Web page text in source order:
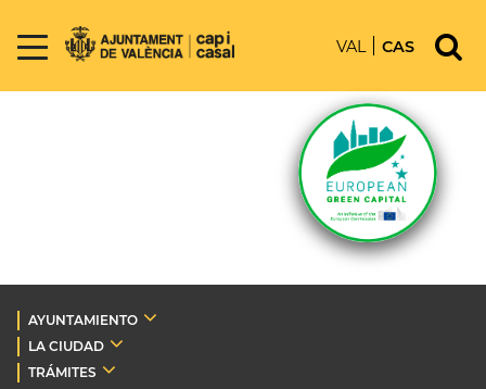
VAL CAS
AYUNTAMIENTO
LA CIUDAD
TRÁMITES